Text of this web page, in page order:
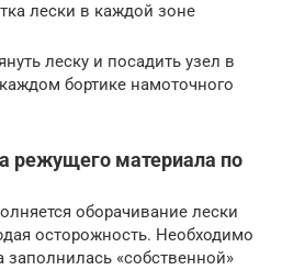
лески в каждой зоне
леску и посадить узел в
бортике намоточного
режущего материала по
оборачивание лески
осторожность. Необходимо
«собственной»